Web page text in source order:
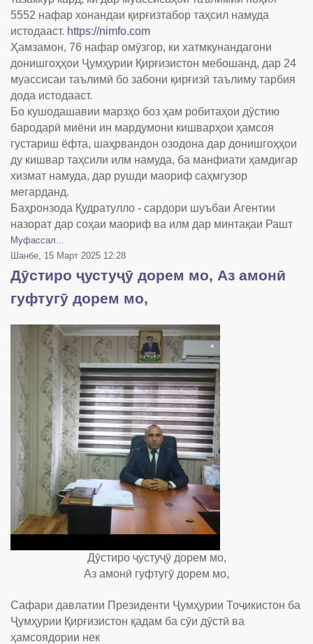
5552 нафар хонандаи қирғизтабор таҳсил намуда
истодааст. https://nimfo.com
Ҳамзамон, 76 нафар омӯзгор, ки хатмкунандагони
донишгоҳҳои Ҷумҳурии Қирғизистон мебошанд, дар 24
муассисаи таълимӣ бо забони қирғизӣ таълиму тарбия
дода истодааст.
Бо кушодашавии марзҳо боз ҳам робитаҳои дӯстию
бародарӣ миёни ин мардумони кишварҳои ҳамсоя
густариш ёфта, шаҳрвандон озодона дар донишгоҳҳои
ду кишвар таҳсили илм намуда, ба манфиати ҳамдигар
хизмат намуда, дар рушди маориф саҳмгузор
мегарданд.
Баҳронзода Қудратулло - сардори шуъбаи Агентии
назорат дар соҳаи маориф ва илм дар минтақаи Рашт
Муфассал...
Шанбе, 15 Март 2025 12:28
Дӯстиро ҷустуҷӯ дорем мо, Аз амонӣ
гуфтугӯ дорем мо,
Дӯстиро ҷустуҷӯ дорем мо,
Аз амонӣ гуфтугӯ дорем мо,
Сафари давлатии Президенти Ҷумҳурии Тоҷикистон ба
Ҷумҳурии Қирғизистон қадам ба сӯи дӯстӣ ва
ҳамсоядории нек